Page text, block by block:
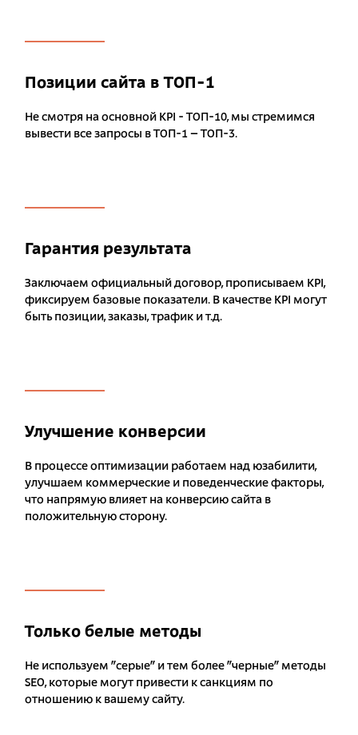
Позиции сайта в ТОП-1
Не смотря на основной KPI - ТОП-10, мы стремимся
вывести все запросы в ТОП-1 – ТОП-3.
Гарантия результата
Заключаем официальный договор, прописываем KPI,
фиксируем базовые показатели. В качестве KPI могут
быть позиции, заказы, трафик и т.д.
Улучшение конверсии
В процессе оптимизации работаем над юзабилити,
улучшаем коммерческие и поведенческие факторы,
что напрямую влияет на конверсию сайта в
положительную сторону.
Только белые методы
Не используем "серые" и тем более "черные" методы
SEO, которые могут привести к санкциям по
отношению к вашему сайту.